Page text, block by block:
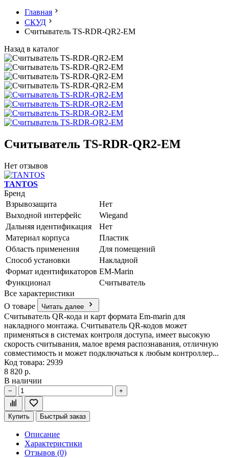
Главная
СКУД
Считыватель TS-RDR-QR2-EM
Назад в каталог
Считыватель TS-RDR-QR2-EM
Нет отзывов
TANTOS
Бренд
Взрывозащита
Нет
Выходной интерфейс
Wiegand
Дальняя идентификация
Нет
Материал корпуса
Пластик
Область применения
Для помещений
Способ установки
Накладной
Формат идентификаторов EM-Marin
Функционал
Считыватель
Все характеристики
О товаре
Читать далее
Считыватель QR-кода и карт формата Em-marin для
накладного монтажа. Считыватель QR-кодов может
применяться в системах контроля доступа, имеет высокую
скорость считывания, малое время распознавания, отличную
совместимость и может подключаться к любым контроллер...
Код товара: 2939
8 820 р.
В наличии
− +
Купить Быстрый заказ
Описание
Характеристики
Отзывов (0)